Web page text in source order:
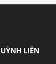
LIÊN